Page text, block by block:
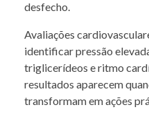
desfecho.
Avaliações
identificar pressão
triglicerídeos e ritmo
resultados aparecem
transformam em ações